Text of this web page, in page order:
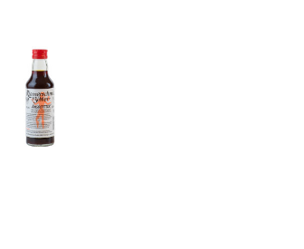
In den Korb